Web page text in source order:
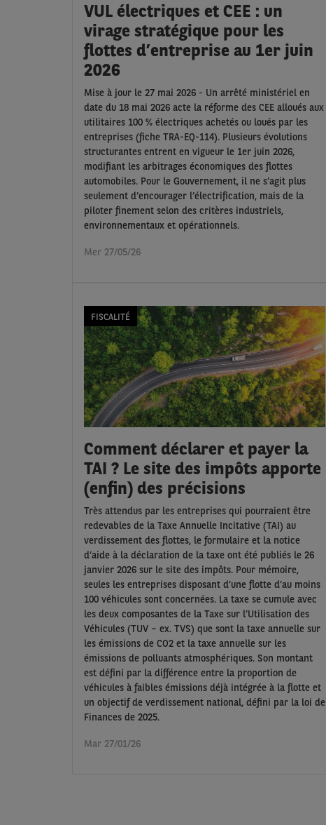
VUL électriques et CEE : un
virage stratégique pour les
flottes d’entreprise au 1er juin
2026
Mise à jour le 27 mai 2026 - Un arrêté ministériel en
date du 18 mai 2026 acte la réforme des CEE alloués aux
utilitaires 100 % électriques achetés ou loués par les
entreprises (fiche TRA-EQ-114). Plusieurs évolutions
structurantes entrent en vigueur le 1er juin 2026,
modifiant les arbitrages économiques des flottes
automobiles. Pour le Gouvernement, il ne s’agit plus
seulement d’encourager l’électrification, mais de la
piloter finement selon des critères industriels,
environnementaux et opérationnels.
Mer 27/05/26
FISCALITÉ
Comment déclarer et payer la
TAI ? Le site des impôts apporte
(enfin) des précisions
Très attendus par les entreprises qui pourraient être
redevables de la Taxe Annuelle Incitative (TAI) au
verdissement des flottes, le formulaire et la notice
d’aide à la déclaration de la taxe ont été publiés le 26
janvier 2026 sur le site des impôts. Pour mémoire,
seules les entreprises disposant d’une flotte d’au moins
100 véhicules sont concernées. La taxe se cumule avec
les deux composantes de la Taxe sur l’Utilisation des
Véhicules (TUV – ex. TVS) que sont la taxe annuelle sur
les émissions de CO2 et la taxe annuelle sur les
émissions de polluants atmosphériques. Son montant
est défini par la différence entre la proportion de
véhicules à faibles émissions déjà intégrée à la flotte et
un objectif de verdissement national, défini par la loi de
Finances de 2025.
Mar 27/01/26